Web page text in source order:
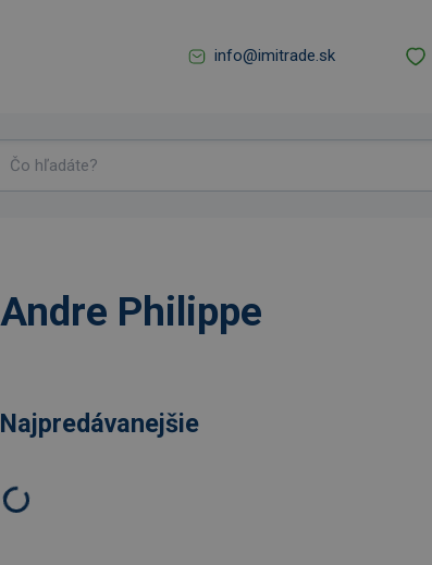
info@imitrade.sk
Andre Philippe
Najpredávanejšie